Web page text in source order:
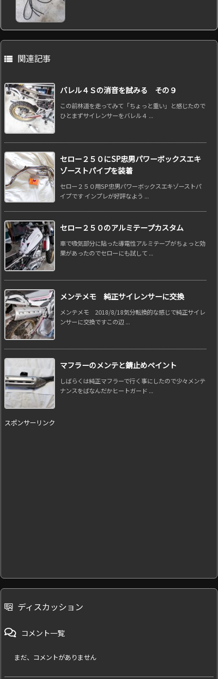
 関連記事
バレル４Ｓの消音を試みる その９
この前林道を走ってみて「ちょっと重い」と感じたので
ひとまずサイレンサーをバレル４ ...
セロー２５０にSP忠男パワーボックスエキ
ゾーストパイプを装着
セロー２５０用SP忠男パワーボックスエキゾーストパ
イプです インプレが好評なよう ...
セロー２５０のアルミテープカスタム
車で吸気部分に貼った導電性アルミテープがちょっと効
果があったのでセローにも試して ...
メンテメモ 純正サイレンサーに交換
メンテメモ 2018/8/18気分転換的な感じで純正サイレ
ンサーに交換ですこの辺 ...
マフラーのメンテと錆止めペイント
しばらくは純正マフラーで行く事にしたので少々メンテ
ナンスをばなんだかヒートガード ...
スポンサーリンク
ディスカッション
コメント一覧
まだ、コメントがありません